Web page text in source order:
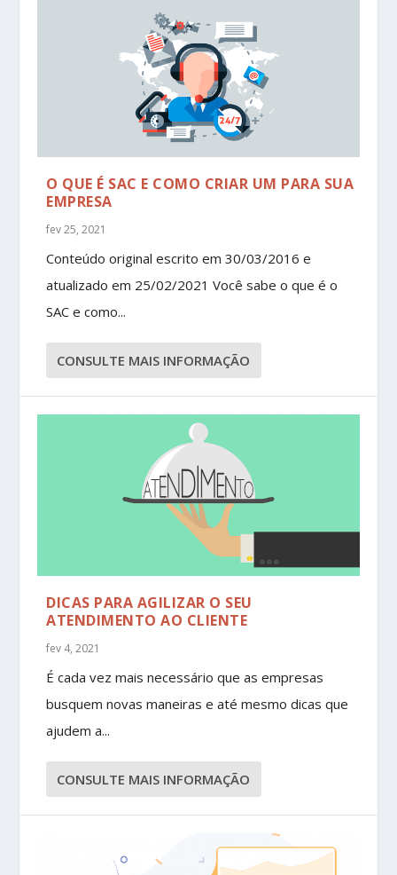
O QUE É SAC E COMO CRIAR UM PARA SUA
EMPRESA
fev 25, 2021
Conteúdo original escrito em 30/03/2016 e
atualizado em 25/02/2021 Você sabe o que é o
SAC e como...
CONSULTE MAIS INFORMAÇÃO
DICAS PARA AGILIZAR O SEU
ATENDIMENTO AO CLIENTE
fev 4, 2021
É cada vez mais necessário que as empresas
busquem novas maneiras e até mesmo dicas que
ajudem a...
CONSULTE MAIS INFORMAÇÃO